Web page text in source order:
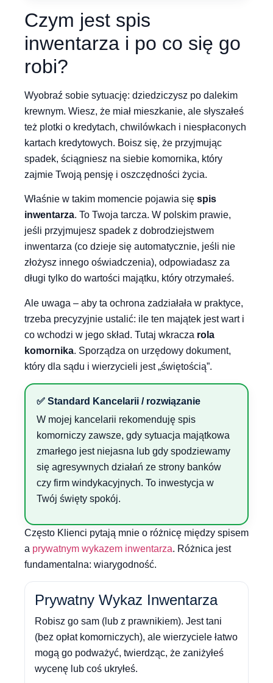
Czym jest spis
inwentarza i po co się go
robi?
Wyobraź sobie sytuację: dziedziczysz po dalekim
krewnym. Wiesz, że miał mieszkanie, ale słyszałeś
też plotki o kredytach, chwilówkach i niespłaconych
kartach kredytowych. Boisz się, że przyjmując
spadek, ściągniesz na siebie komornika, który
zajmie Twoją pensję i oszczędności życia.
Właśnie w takim momencie pojawia się spis
inwentarza. To Twoja tarcza. W polskim prawie,
jeśli przyjmujesz spadek z dobrodziejstwem
inwentarza (co dzieje się automatycznie, jeśli nie
złożysz innego oświadczenia), odpowiadasz za
długi tylko do wartości majątku, który otrzymałeś.
Ale uwaga – aby ta ochrona zadziałała w praktyce,
trzeba precyzyjnie ustalić: ile ten majątek jest wart i
co wchodzi w jego skład. Tutaj wkracza rola
komornika. Sporządza on urzędowy dokument,
który dla sądu i wierzycieli jest „świętością”.
✅ Standard Kancelarii / rozwiązanie
W mojej kancelarii rekomenduję spis
komorniczy zawsze, gdy sytuacja majątkowa
zmarłego jest niejasna lub gdy spodziewamy
się agresywnych działań ze strony banków
czy firm windykacyjnych. To inwestycja w
Twój święty spokój.
Często Klienci pytają mnie o różnicę między spisem
a prywatnym wykazem inwentarza. Różnica jest
fundamentalna: wiarygodność.
Prywatny Wykaz Inwentarza
Robisz go sam (lub z prawnikiem). Jest tani
(bez opłat komorniczych), ale wierzyciele łatwo
mogą go podważyć, twierdząc, że zaniżyłeś
wycenę lub coś ukryłeś.